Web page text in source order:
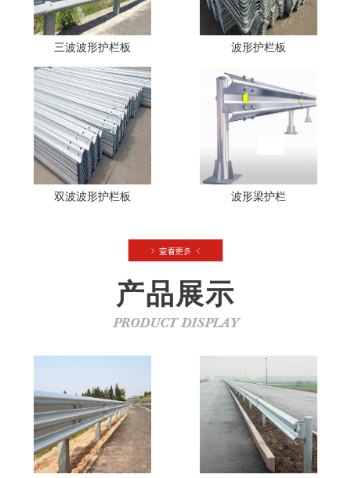
三波波形护栏板 波形护栏板
双波波形护栏板 波形梁护栏
产品展示
PRODUCT DISPLAY